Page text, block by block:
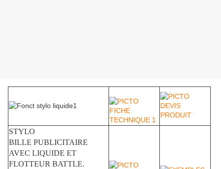
STYLO
BILLE PUBLICITAIRE
AVEC LIQUIDE ET
FLOTTEUR BATTLE.